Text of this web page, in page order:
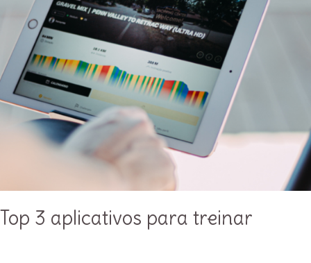
Top 3 aplicativos para treinar